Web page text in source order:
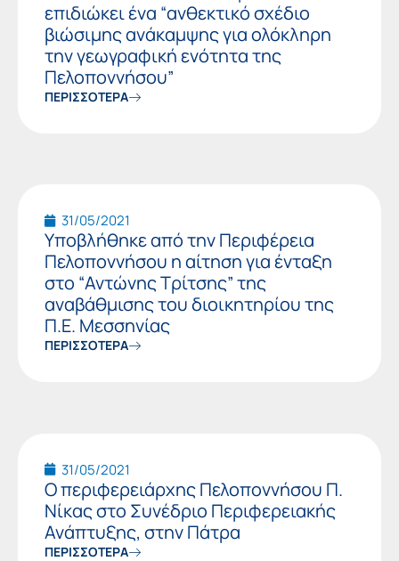
επιδιώκει ένα “ανθεκτικό σχέδιο
βιώσιμης ανάκαμψης για ολόκληρη
την γεωγραφική ενότητα της
Πελοποννήσου”
ΠΕΡΙΣΣΟΤΕΡΑ
31/05/2021
Υποβλήθηκε από την Περιφέρεια
Πελοποννήσου η αίτηση για ένταξη
στο “Αντώνης Τρίτσης” της
αναβάθμισης του διοικητηρίου της
Π.Ε. Μεσσηνίας
ΠΕΡΙΣΣΟΤΕΡΑ
31/05/2021
Ο περιφερειάρχης Πελοποννήσου Π.
Νίκας στο Συνέδριο Περιφερειακής
Ανάπτυξης, στην Πάτρα
ΠΕΡΙΣΣΟΤΕΡΑ